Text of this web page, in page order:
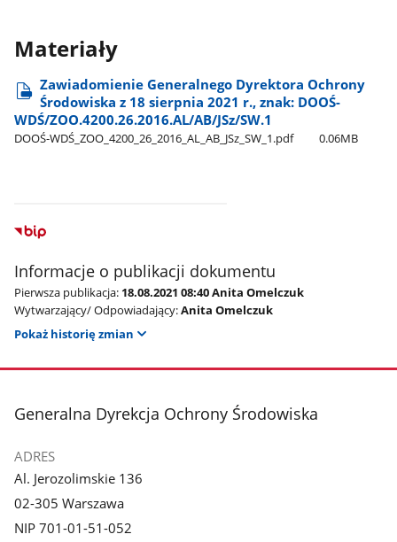
Materiały
Zawiadomienie Generalnego Dyrektora Ochrony
Środowiska z 18 sierpnia 2021 r., znak: DOOŚ-
WDŚ/ZOO.4200.26.2016.AL/AB/JSz/SW.1
DOOŚ-WDŚ​_ZOO​_4200​_26​_2016​_AL​_AB​_JSz​_SW​_1.pdf 0.06MB
Informacje o publikacji dokumentu
Pierwsza publikacja: 18.08.2021 08:40 Anita Omelczuk
Wytwarzający/ Odpowiadający:Anita Omelczuk
Pokaż historię zmian
stopka
Generalna Dyrekcja Ochrony Środowiska
ADRES
Al. Jerozolimskie 136
02-305 Warszawa
NIP 701-01-51-052